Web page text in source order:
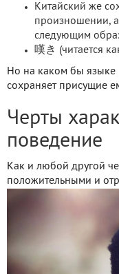
Китайский же
произношении,
следующим
嘆き (читается
Но на каком бы языке
сохраняет присущие
Черты
поведение
Как и любой другой
положительными и